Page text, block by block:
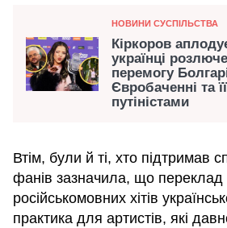
Категорія
НОВИНИ СУСПІЛЬСТВА
Кіркоров
українці
перемогу
Євробаченні та
путіністами
Втім, були й ті, хто підтримав
фанів зазначила, що переклад
російськомовних хітів
практика для артистів, які